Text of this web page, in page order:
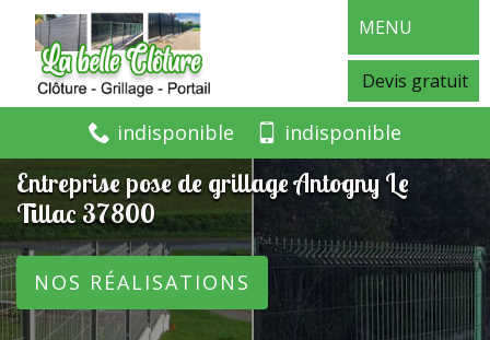
MENU
Devis gratuit
indisponible indisponible
Entreprise pose de grillage Antogny Le
Tillac 37800
NOS RÉALISATIONS